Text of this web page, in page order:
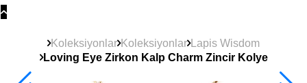
Koleksiyonlar Koleksiyonlar Lapis Wisdom
Loving Eye Zirkon Kalp Charm Zincir Kolye